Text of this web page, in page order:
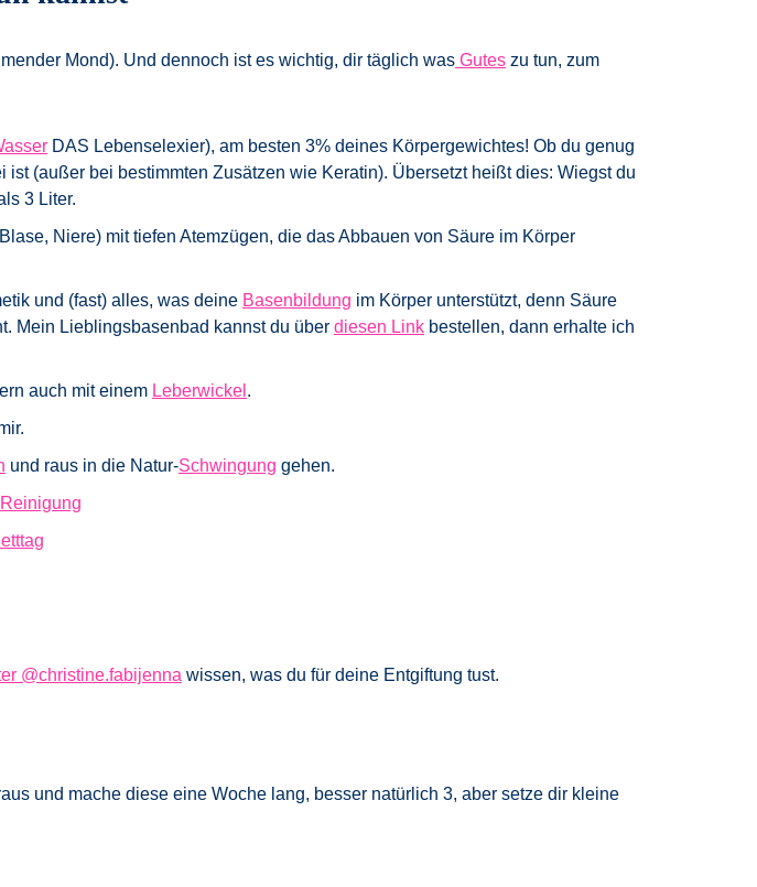
Mond). Und dennoch ist es wichtig, dir täglich was Gutes zu tun, zum
DAS Lebenselexier), am besten 3% deines Körpergewichtes! Ob du genug
(außer bei bestimmten Zusätzen wie Keratin). Übersetzt heißt dies: Wiegst du
3 Liter.
Niere) mit tiefen Atemzügen, die das Abbauen von Säure im Körper
und (fast) alles, was deine Basenbildung im Körper unterstützt, denn Säure
Mein Lieblingsbasenbad kannst du über diesen Link bestellen, dann erhalte ich
auch mit einem Leberwickel .
und raus in die Natur-Schwingung gehen.
Reinigung
@christine.fabijenna wissen, was du für deine Entgiftung tust.
und mache diese eine Woche lang, besser natürlich 3, aber setze dir kleine